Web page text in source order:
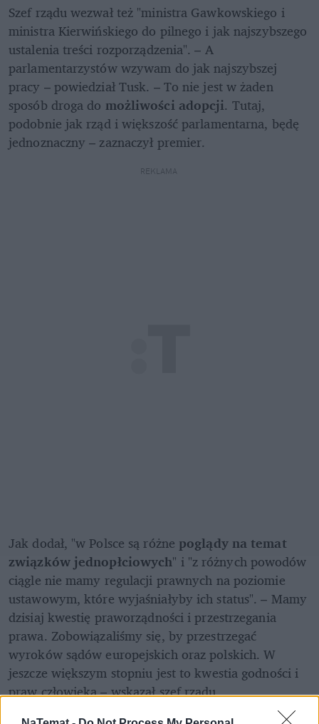
Szef rządu wezwał też "ministra Gawkowskiego i
ministra Kierwińskiego do pilnego i jak najszybszego
ustalenia treści rozporządzenia". – A
parlamentarzystów wzywam do jak najszybszej
pracy – powiedział Tusk. – To nie jest w żaden
sposób droga do możliwości adopcji. Tutaj,
podobnie jak rząd i większość parlamentarna, będę
jednoznaczny – zaznaczył premier.
REKLAMA
Jak dodał, "w Polsce są różne poglądy na temat
związków jednopłciowych" i "z różnych powodów
ciągle nie mamy regulacji prawnych na poziomie
ustawowym, które wyjaśniałyby ich status". – Mamy
dzisiaj kwestię praworządności i przestrzegania
prawa. Zobowiązaliśmy się, by przestrzegać
wyroków sądów europejskich oraz polskich. W
jeszcze większym stopniu jest to kwestia godności i
praw człowieka – wskazał szef rządu.